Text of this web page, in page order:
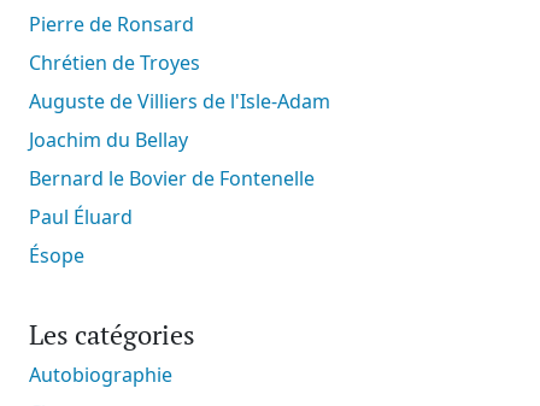
Pierre de Ronsard
Chrétien de Troyes
Auguste de Villiers de l'Isle-Adam
Joachim du Bellay
Bernard le Bovier de Fontenelle
Paul Éluard
Ésope
Les catégories
Autobiographie